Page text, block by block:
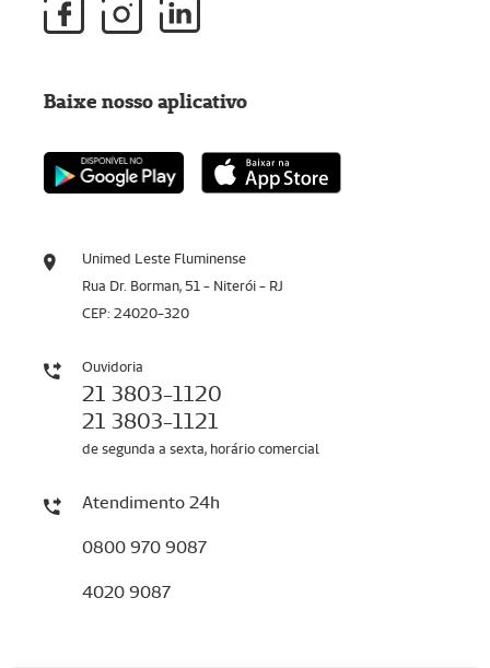
Unimed Leste Fluminense
Rua Dr. Borman, 51 - Niterói - RJ
CEP: 24020-320
Ouvidoria
21 3803-1120
21 3803-1121
de segunda a sexta, horário comercial
Atendimento 24h
0800 970 9087
4020 9087
Baixe nosso aplicativo